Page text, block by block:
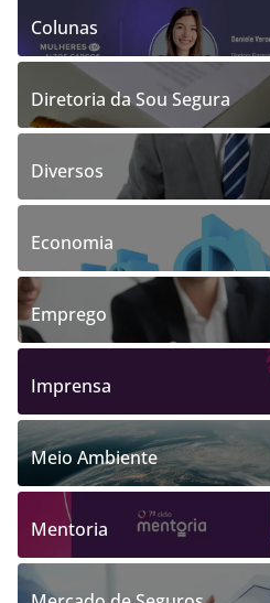
Colunas
Diretoria da Sou Segura
Diversos
Economia
Emprego
Imprensa
Meio Ambiente
Mentoria